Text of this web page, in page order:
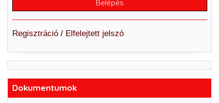
Regisztráció/ Elfelejtett jelszó
Dokumentumok